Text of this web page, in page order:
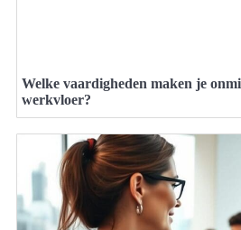
Welke vaardigheden maken je
werkvloer?